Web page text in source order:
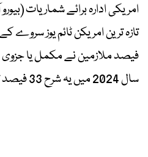
امریکی ادارہ برائے شماریات
فیصد ملازمین نے مکمل یا جزوی
سال 2024 میں یہ شرح 33 فیصد تھی۔